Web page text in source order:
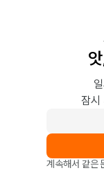
잠시
계속해서 같은